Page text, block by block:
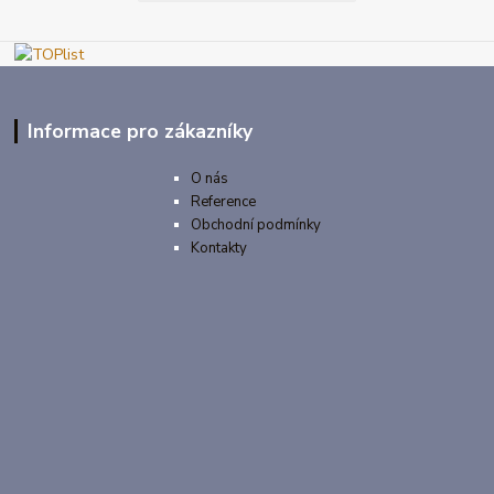
Informace pro zákazníky
O nás
Reference
Obchodní podmínky
Kontakty